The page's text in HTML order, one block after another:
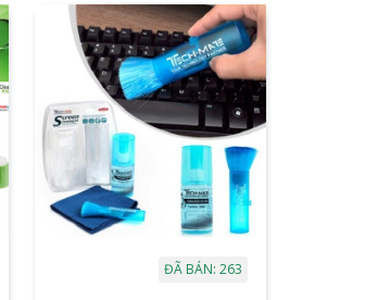
ĐÃ BÁN: 263